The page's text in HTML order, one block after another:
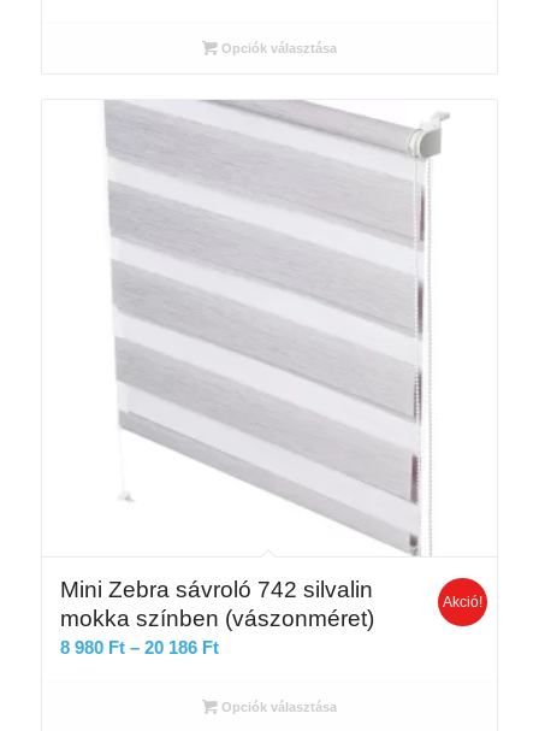
566 Ft
14
716 Ft
Opciók választása
Mini Zebra sávroló 742 silvalin
mokka színben (vászonméret)
8 980 Ft – 20 186 FtÁrtartomány:
980 Ft
Akció!
Opciók választása